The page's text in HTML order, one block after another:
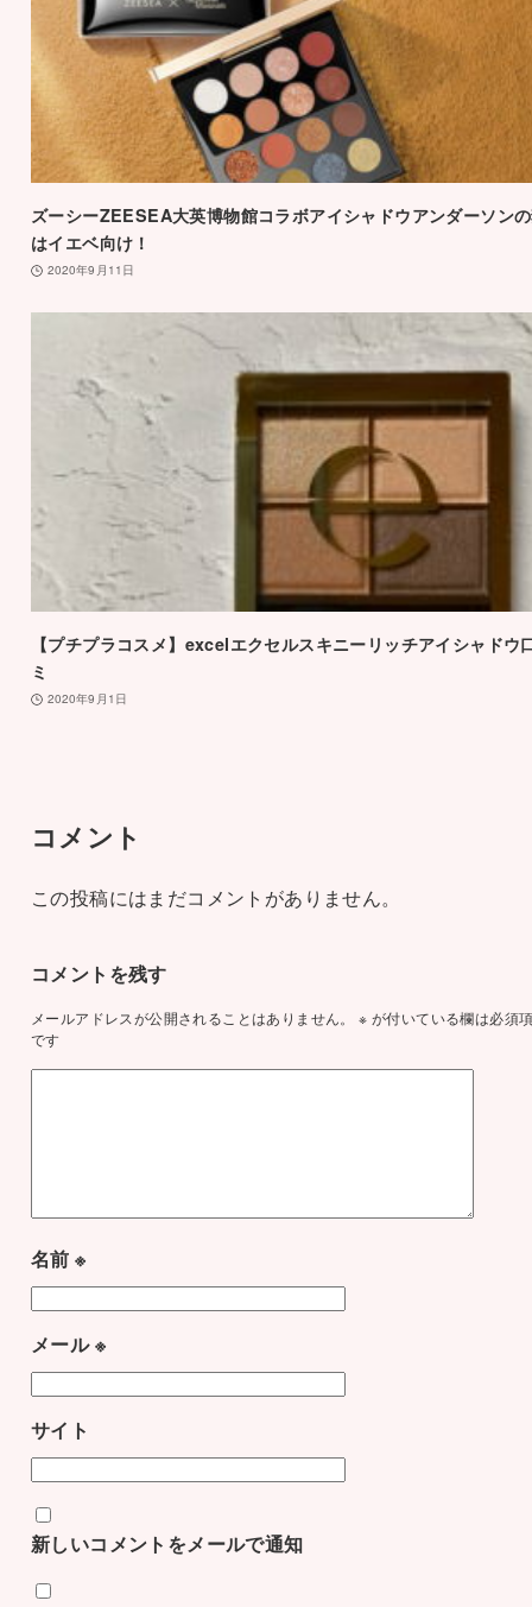
ズーシーZEESEA大英博物館コラボアイシャドウアンダーソン
はイエベ向け！
2020年9月11日
【プチプラコスメ】excelエクセルスキニーリッチアイシャドウ
ミ
2020年9月1日
コメント
この投稿にはまだコメントがありません。
コメントを残す
メールアドレスが公開されることはありません。 ※ が付いている欄は必須
です
名前※
メール※
サイト
新しいコメントをメールで通知